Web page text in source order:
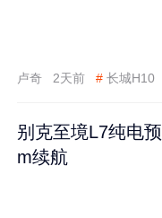
卢奇 2天前 # 长城H10
别克至境L7纯电
m续航